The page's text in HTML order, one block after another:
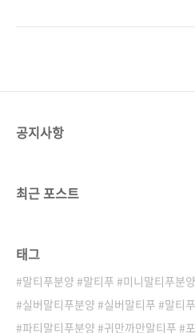
지쭈~욱 이어질 예쁜 아이들 원하신다면 말티
공지사항
최근 포스트
태그
말티푸분양 #말티푸 #미니말티푸분
실버말티푸분양 #실버말티푸 #말티
파티말티푸분양 #귀만까만말티푸 #